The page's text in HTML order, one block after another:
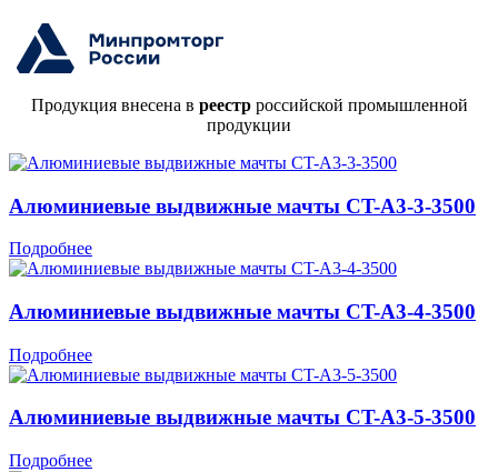
Продукция внесена в реестрроссийской промышленной
продукции
Алюминиевые выдвижные мачты CT-A3-3-3500
Подробнее
Алюминиевые выдвижные мачты CT-A3-4-3500
Подробнее
Алюминиевые выдвижные мачты CT-A3-5-3500
Подробнее